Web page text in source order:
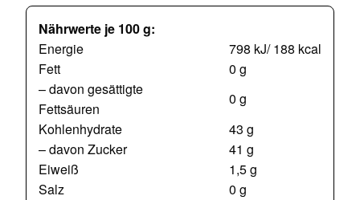
Nährwerte je 100 g:
Energie
798 kJ/ 188 kcal
Fett
0 g
– davon gesättigte
Fettsäuren
0 g
Kohlenhydrate
43 g
– davon Zucker
41 g
Eiweiß
1,5 g
Salz
0 g